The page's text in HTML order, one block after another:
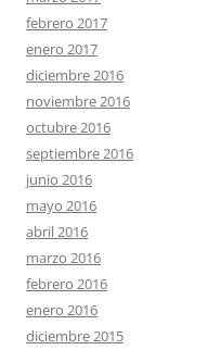
febrero 2017
enero 2017
diciembre 2016
noviembre 2016
octubre 2016
septiembre 2016
junio 2016
mayo 2016
abril 2016
marzo 2016
febrero 2016
enero 2016
diciembre 2015